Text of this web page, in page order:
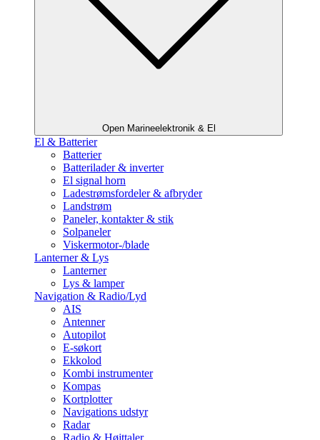
Open Marineelektronik & El
El & Batterier
Batterier
Batterilader & inverter
El signal horn
Ladestrømsfordeler & afbryder
Landstrøm
Paneler, kontakter & stik
Solpaneler
Viskermotor-/blade
Lanterner & Lys
Lanterner
Lys & lamper
Navigation & Radio/Lyd
AIS
Antenner
Autopilot
E-søkort
Ekkolod
Kombi instrumenter
Kompas
Kortplotter
Navigations udstyr
Radar
Radio & Højttaler